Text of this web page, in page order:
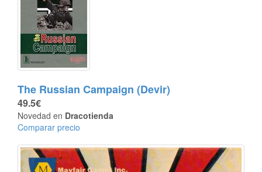
The Russian Campaign (Devir)
49.5€
Novedad en Dracotienda
Comparar precio